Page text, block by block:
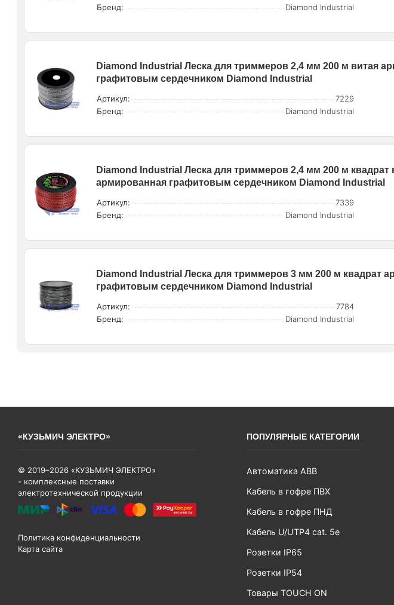
Бренд:
Diamond Industrial
Diamond Industrial Леска для триммеров 2,4 мм 200 м витая
графитовым сердечником Diamond Industrial
Артикул:
7229
Бренд:
Diamond Industrial
Diamond Industrial Леска для триммеров 2,4 мм 200 м квадрат
армированная графитовым сердечником Diamond Industrial
Артикул:
7339
Бренд:
Diamond Industrial
Diamond Industrial Леска для триммеров 3 мм 200 м квадрат
графитовым сердечником Diamond Industrial
Артикул:
7784
Бренд:
Diamond Industrial
«КУЗЬМИЧ ЭЛЕКТРО»
© 2019–2026 «КУЗЬМИЧ ЭЛЕКТРО»
- комплексные поставки
электротехнической продукции
Политика конфиденциальности
Карта сайта
ПОПУЛЯРНЫЕ КАТЕГОРИИ
Автоматика ABB
Кабель в гофре ПВХ
Кабель в гофре ПНД
Кабель U/UTP4 cat. 5e
Розетки IP65
Розетки IP54
Товары TOUCH ON